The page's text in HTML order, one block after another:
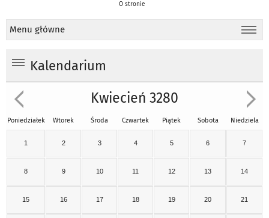
O stronie
Menu główne
Kalendarium
Kwiecień 3280
Poniedziałek Wtorek Środa Czwartek Piątek Sobota Niedziela
1 2 3 4 5 6 7
8 9 10 11 12 13 14
15 16 17 18 19 20 21